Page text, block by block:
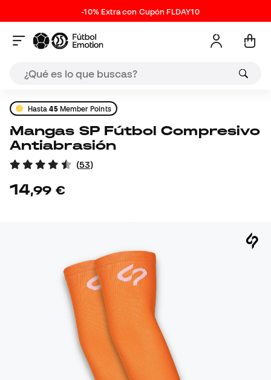
-10% Extra con Cupón FLDAY10
Hasta45Member Points
Mangas SP Fútbol Compresivo
Antiabrasión
(53)
14,99 €